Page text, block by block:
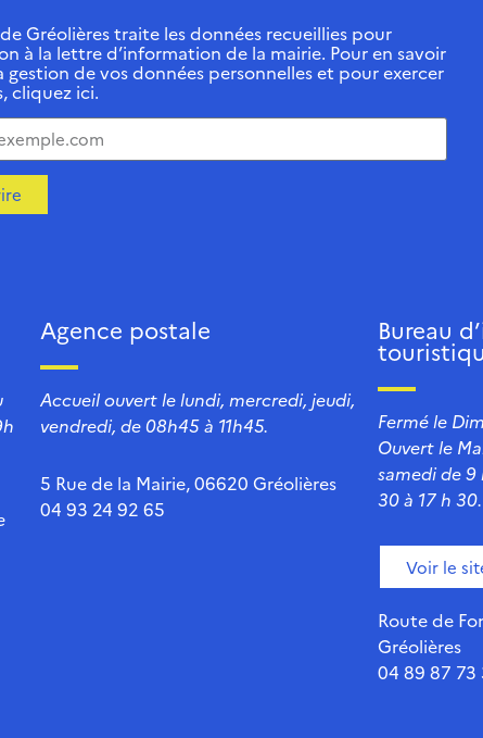
Gréolières traite les données recueillies pour
à la lettre d’information de la mairie. Pour en savoir
gestion de vos données personnelles et pour exercer
cliquez ici.
Agence postale
Accueil ouvert le lundi, mercredi, jeudi,
vendredi, de 08h45 à 11h45.
5 Rue de la Mairie, 06620 Gréolières
04 93 24 92 65
Bureau
Fermé le
Ouvert le
samedi de 9
30 à 17 h 30.
Voir le
Route de
Gréolières
04 89 87 73